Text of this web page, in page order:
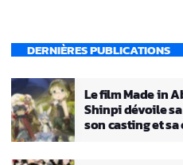
DERNIÈRES PUBLICATIONS
Le film Made in
Shinpi dévoile
son casting et